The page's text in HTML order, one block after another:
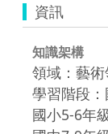
資訊
知識架構
領域：藝
學習階段
國小5-6年